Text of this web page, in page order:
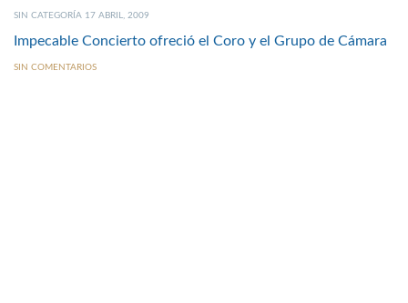
SIN CATEGORÍA 17 ABRIL, 2009
Impecable Concierto ofreció el Coro y el Grupo de Cámara
SIN COMENTARIOS